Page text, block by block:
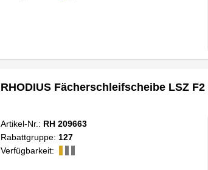
RHODIUS Fächerschleifscheibe LSZ
Artikel-Nr.: RH 209663
Rabattgruppe: 127
Verfügbarkeit: